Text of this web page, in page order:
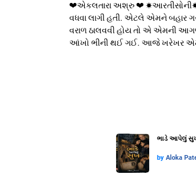
❤એકલતારા અશ્રુ ❤ ☀આરતીસોની☀
વધવા લાગી હતી. એટલે એમને બહાર
વરાળ ઠાલવવી હોય તો એ એમની
આંખો ભીની થઈ ગઈ. આજે ખરેખર
ભાડે આપેલું
by Aloka